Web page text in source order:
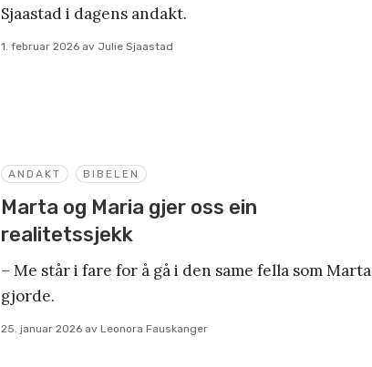
Sjaastad i dagens andakt.
1. februar 2026 av Julie Sjaastad
ANDAKT BIBELEN
Marta og Maria gjer oss ein
realitetssjekk
– Me står i fare for å gå i den same fella som Marta
gjorde.
25. januar 2026 av Leonora Fauskanger